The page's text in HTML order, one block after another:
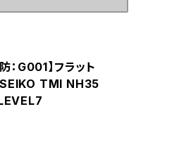
：G001】フラット
TMI NH35